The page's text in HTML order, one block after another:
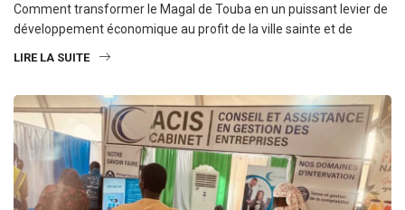
Comment transformer le Magal de Touba en un puissant levier de
développement économique au profit de la ville sainte et de
LIRE LA SUITE